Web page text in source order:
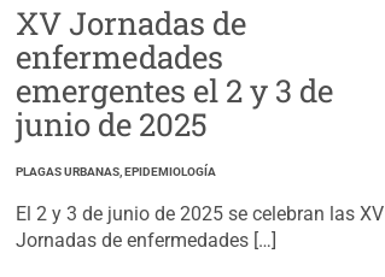
XV Jornadas de
enfermedades
emergentes el 2 y 3 de
junio de 2025
PLAGAS URBANAS, EPIDEMIOLOGÍA
El 2 y 3 de junio de 2025 se celebran las XV
Jornadas de enfermedades […]